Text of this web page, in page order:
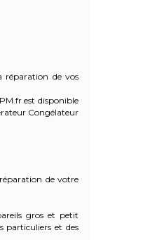
réparation de vos
est disponible
Congélateur
de votre
gros et petit
particuliers et des